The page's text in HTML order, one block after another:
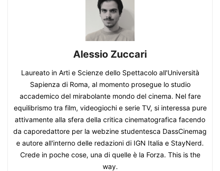
Alessio Zuccari
Laureato in Arti e Scienze dello Spettacolo all'Università
Sapienza di Roma, al momento prosegue lo studio
accademico del mirabolante mondo del cinema. Nel fare
equilibrismo tra film, videogiochi e serie TV, si interessa pure
attivamente alla sfera della critica cinematografica facendo
da caporedattore per la webzine studentesca DassCinemag
e autore all'interno delle redazioni di IGN Italia e StayNerd.
Crede in poche cose, una di quelle è la Forza. This is the
way.